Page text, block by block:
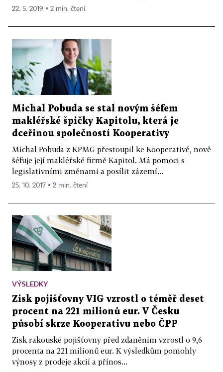
22. 5. 2019 ▪ 2 min. čtení
Michal Pobuda se stal novým šéfem
makléřské špičky Kapitolu, která je
dceřinou společností Kooperativy
Michal Pobuda z KPMG přestoupil ke Kooperativě, nově
šéfuje její makléřské firmě Kapitol. Má pomoci s
legislativními změnami a posílit zázemí...
25. 10. 2017 ▪ 2 min. čtení
VÝSLEDKY
Zisk pojišťovny VIG vzrostl o téměř deset
procent na 221 milionů eur. V Česku
působí skrze Kooperativu nebo ČPP
Zisk rakouské pojišťovny před zdaněním vzrostl o 9,6
procenta na 221 milionů eur. K výsledkům pomohly
výnosy z prodeje akcií a přínos...